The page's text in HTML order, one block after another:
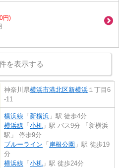
円)
を表示する
神奈川県横浜市港北区新横浜 １丁目6
-11
横浜線 「 新横浜 」駅 徒歩4分
横浜線 「 小机 」駅 バス9分 「新横浜
駅」 停歩9分
ブルーライン 「 岸根公園 」駅 徒歩19
分
横浜線 「 小机 」駅 徒歩24分